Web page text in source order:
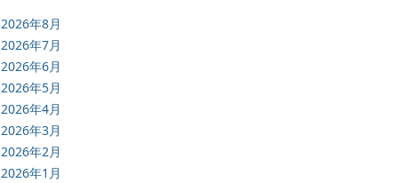
2026年8月
2026年7月
2026年6月
2026年5月
2026年4月
2026年3月
2026年2月
2026年1月